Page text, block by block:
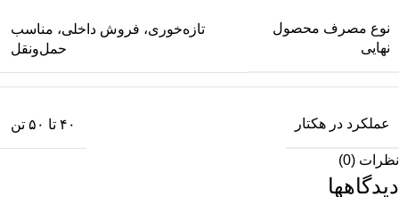
نوع مصرف محصول
نهایی
تازه‌خوری، فروش داخلی، مناسب
حمل‌ونقل
عملکرد در هکتار ۴۰ تا ۵۰ تن
نظرات (0)
دیدگاهها